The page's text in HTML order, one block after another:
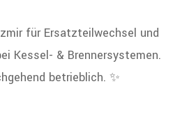
für Ersatzteilwechsel und
Kessel- & Brennersystemen.
betrieblich. ✨